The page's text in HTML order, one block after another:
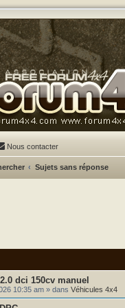
Nous contacter
Sujets sans réponse
dci 150cv manuel
10:35 am» dans Véhicules 4x4